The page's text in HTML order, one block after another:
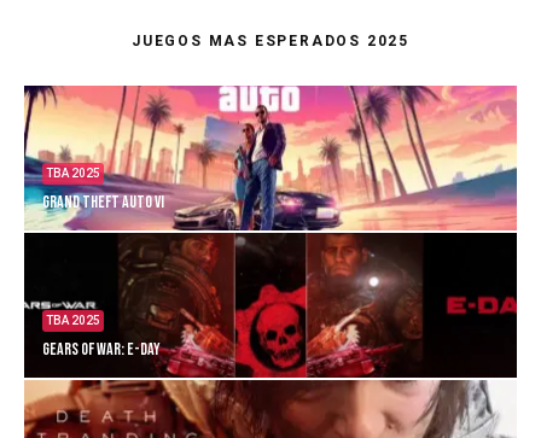
JUEGOS MAS ESPERADOS 2025
TBA 2025
Grand Theft Auto VI
TBA 2025
Gears of War: E-Day